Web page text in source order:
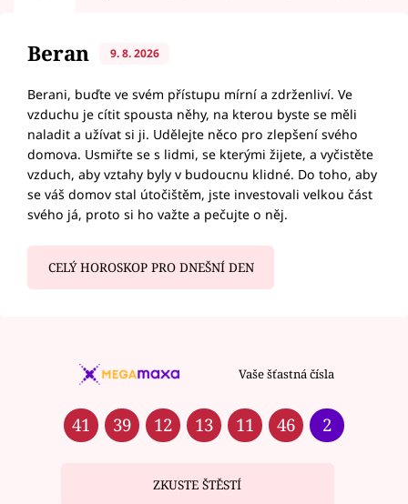
Beran 9. 8. 2026
Berani, buďte ve svém přístupu mírní a zdrženliví. Ve
vzduchu je cítit spousta něhy, na kterou byste se měli
naladit a užívat si ji. Udělejte něco pro zlepšení svého
domova. Usmiřte se s lidmi, se kterými žijete, a vyčistěte
vzduch, aby vztahy byly v budoucnu klidné. Do toho, aby
se váš domov stal útočištěm, jste investovali velkou část
svého já, proto si ho važte a pečujte o něj.
CELÝ HOROSKOP PRO DNEŠNÍ DEN
Vaše šťastná čísla
41 39 12 13 11 46 2
ZKUSTE ŠTĚSTÍ